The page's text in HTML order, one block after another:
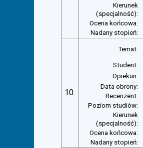
Kierunek
(specjalność):
Ocena końcowa:
Nadany stopień:
10.
Temat:
Student:
Opiekun:
Data obrony:
Recenzent:
Poziom studiów:
Kierunek
(specjalność):
Ocena końcowa:
Nadany stopień: